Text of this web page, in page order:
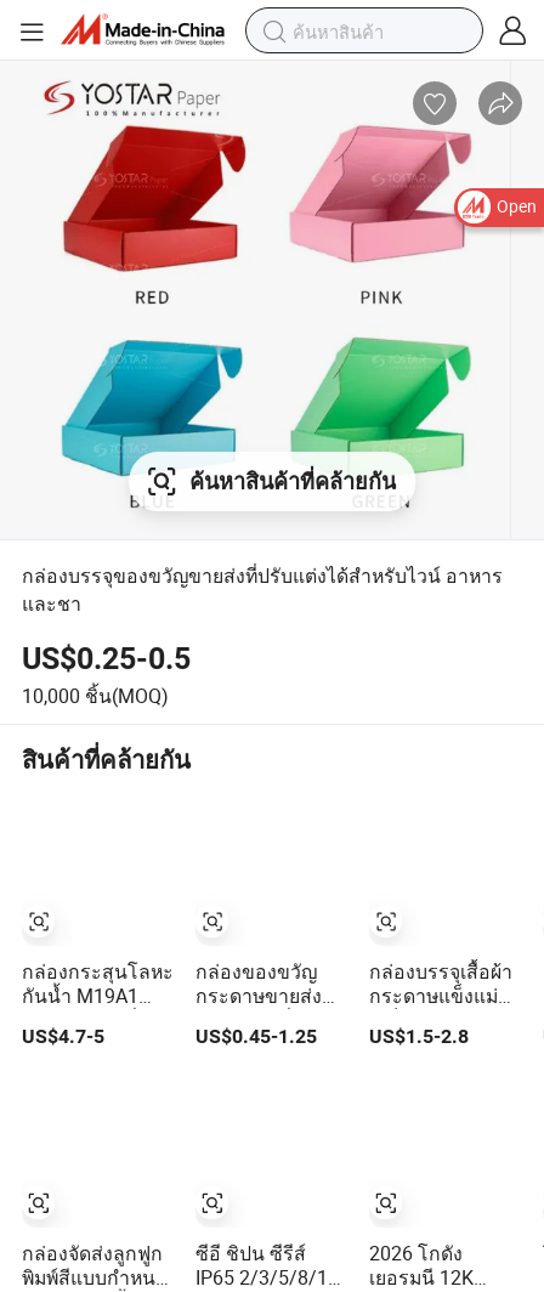
Open
ค้นหาสินค้าที่คล้ายกัน
กล่องบรรจุของขวัญขายส่งที่ปรับแต่งได้สำหรับไวน์ อาหาร
และชา
US$0.25-0.5
10,000 ชิ้น(MOQ)
สินค้าที่คล้ายกัน
กล่องกระสุนโลหะ
กันน้ำ M19A1
ขายส่งโลโก้ที่
กำหนดเอง สี
US$4.7-5
กล่องจัดส่งลูกฟูก
พิมพ์สีแบบกำหนด
กล่องของขวัญ
กระดาษขายส่ง
แบบทำมือที่มีแม่
เหล็กพับได้
US$0.45-1.25
ซีอี ชิปน ซีรีส์
IP65 2/3/5/8/12
กล่องบรรจุเสื้อผ้า
กระดาษแข็งแม่
เหล็กพับได้แบบพับ
ได้พร้อมริบบิ้น
US$1.5-2.8
2026 โกดัง
เยอรมนี 12K